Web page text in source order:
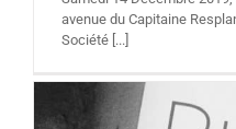
avenue du Capitaine
Société [...]